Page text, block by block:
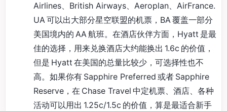
Airlines、British Airways、Aeroplan、AirFrance.
UA 可以出大部分星空联盟的机票，BA 覆盖一部分
美国境内的 AA 航班。在酒店伙伴方面，Hyatt 是最
佳的选择，用来兑换酒店大约能换出 1.6c 的价值，
但是 Hyatt 在美国的总量比较少，可选择性也不
高。如果你有 Sapphire Preferred 或者 Sapphire
Reserve，在 Chase Travel 中定机票、酒店、各种
活动可以用出 1.25c/1.5c 的价值，算是最适合新手